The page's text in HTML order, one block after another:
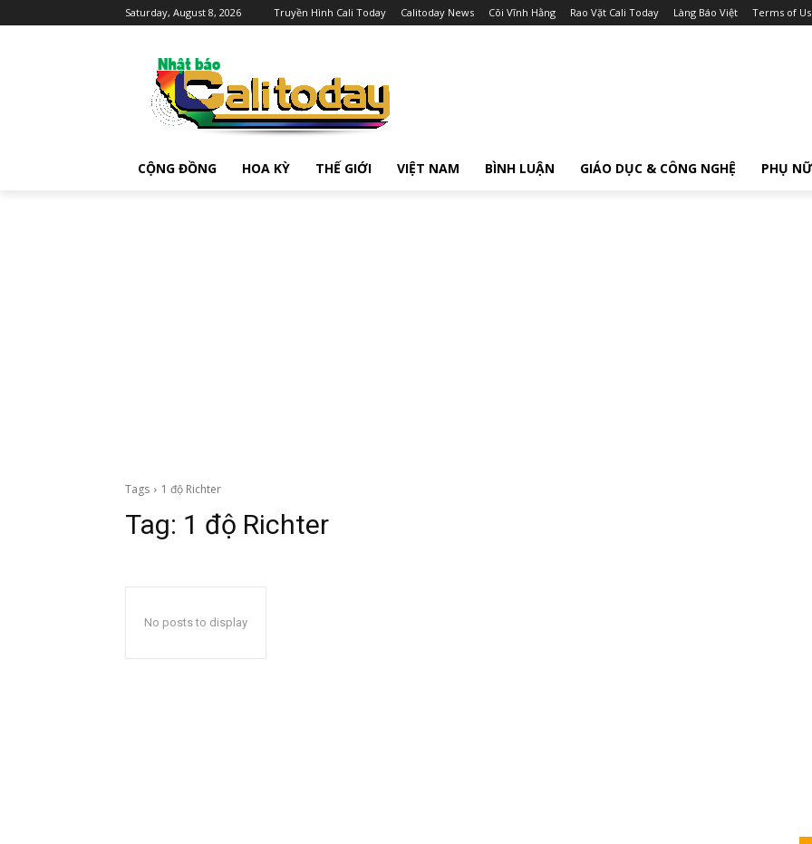
Saturday, August 8, 2026 Truyền Hình Cali Today Calitoday News Cõi Vĩnh Hằng Rao Vặt Cali Today Làng Báo Việt Terms of
CỘNG ĐỒNG HOA KỲ THẾ GIỚI VIỆT NAM BÌNH LUẬN GIÁO DỤC & CÔNG NGHỆ PHỤ NỮ
Tags 1 độ Richter
Tag: 1 độ Richter
No posts to display